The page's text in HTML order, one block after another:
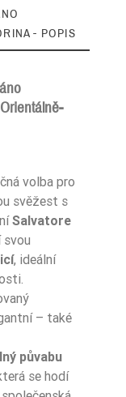
- POPIS
volba pro
svěžest s
Salvatore
svou
, ideální
– také
půvabu
se hodí